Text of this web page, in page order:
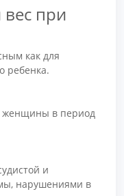
при
как для
ребенка.
женщины в период
и
нарушениями в